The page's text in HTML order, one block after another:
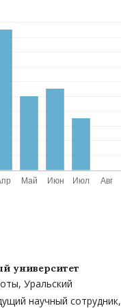
университет
Уральский
научный сотрудник,